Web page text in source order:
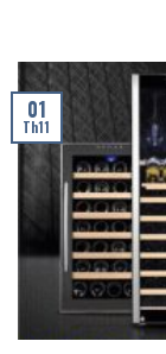
01
Th11